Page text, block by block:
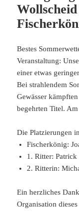
Bestes
Veranstaltung:
einer etwas
Bei strahlendem
Gewässer
begehrten Titel.
Die Platzierungen
Fischerkönig:
1. Ritter:
2. Ritterin:
Ein herzliches
Organisation